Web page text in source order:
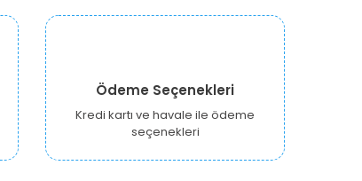
Ödeme Seçenekleri
Kredi kartı ve havale ile ödeme
seçenekleri